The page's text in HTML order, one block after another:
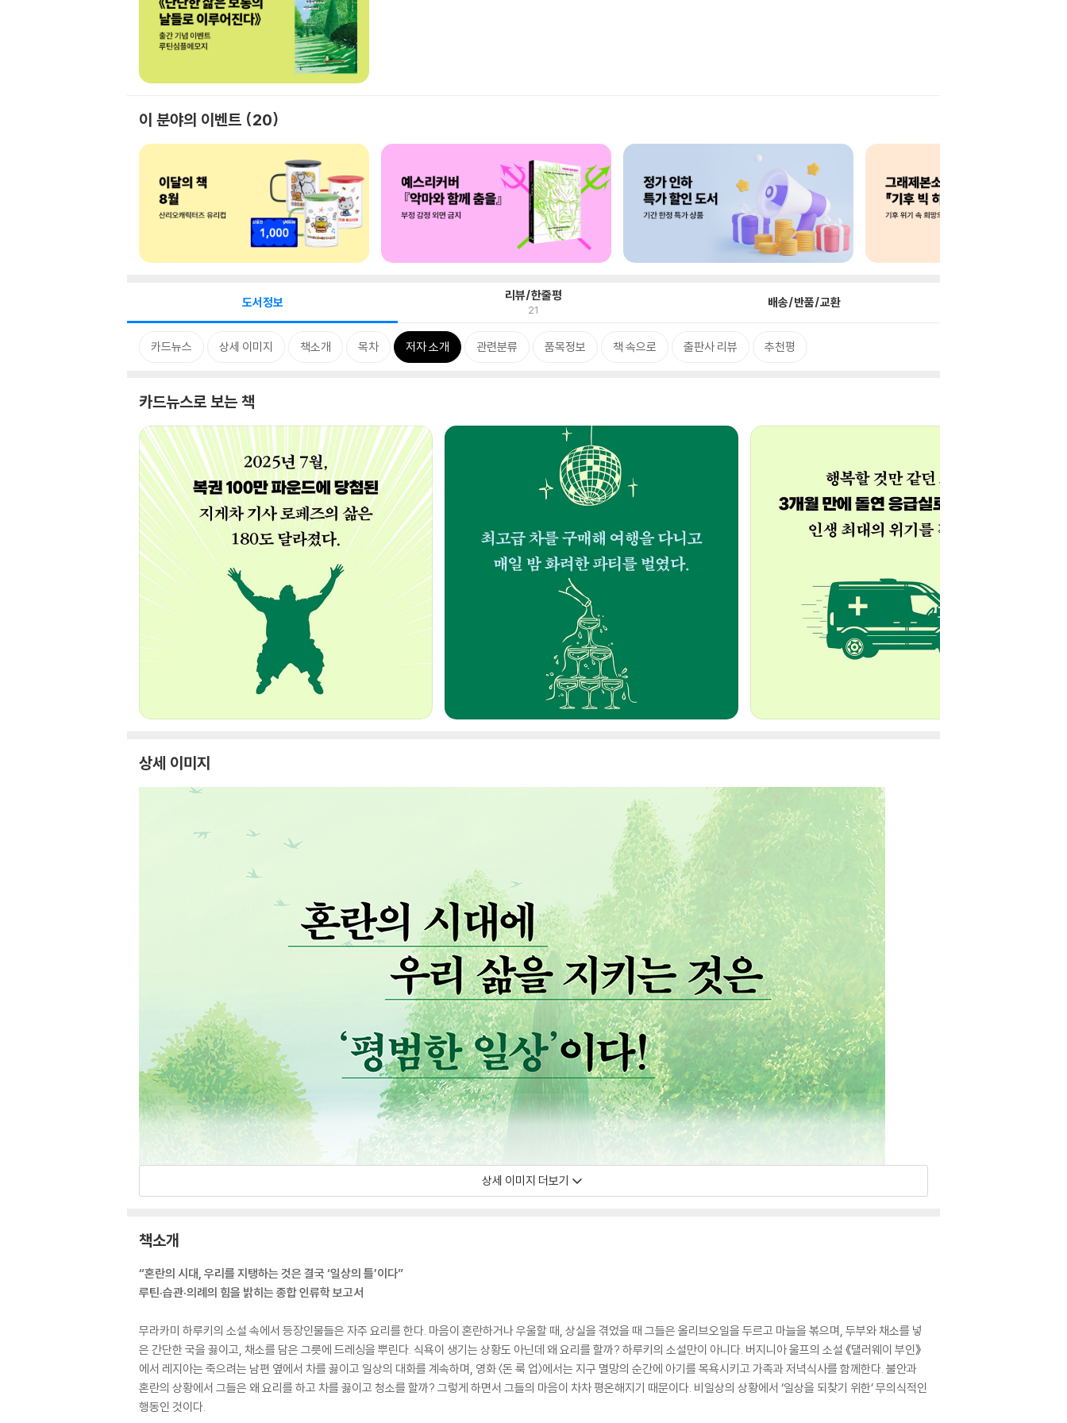
이 분야의 이벤트 20
도서정보 리뷰/한줄평
21 배송/반품/교환
카드뉴스 상세 이미지 책소개 목차 저자 소개 관련분류 품목정보 책 속으로 출판사 리뷰 추천평
카드뉴스로 보는 책
상세 이미지
상세 이미지 더보기
책소개
“혼란의 시대, 우리를 지탱하는 것은 결국 ‘일상의 틀’이다”
루틴·습관·의례의 힘을 밝히는 종합 인류학 보고서
무라카미 하루키의 소설 속에서 등장인물들은 자주 요리를 한다. 마음이 혼란하거나 우울할 때, 상실을 겪었을 때 그들은 올리브오일을 두르고 마늘을 볶으며, 두부와 채소를 넣
은 간단한 국을 끓이고, 채소를 담은 그릇에 드레싱을 뿌린다. 식욕이 생기는 상황도 아닌데 왜 요리를 할까? 하루키의 소설만이 아니다. 버지니아 울프의 소설 《댈러웨이 부인》
에서 레지아는 죽으려는 남편 옆에서 차를 끓이고 일상의 대화를 계속하며, 영화 〈돈 룩 업〉에서는 지구 멸망의 순간에 아기를 목욕시키고 가족과 저녁식사를 함께한다. 불안과
혼란의 상황에서 그들은 왜 요리를 하고 차를 끓이고 청소를 할까? 그렇게 하면서 그들의 마음이 차차 평온해지기 때문이다. 비일상의 상황에서 ‘일상을 되찾기 위한’ 무의식적인
행동인 것이다.